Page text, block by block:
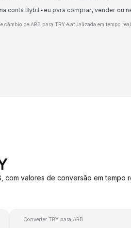
conta Bybit-eu para comprar, vender ou
câmbio de ARB para TRY é atualizada em tempo
com valores de conversão em
Converter TRY para ARB